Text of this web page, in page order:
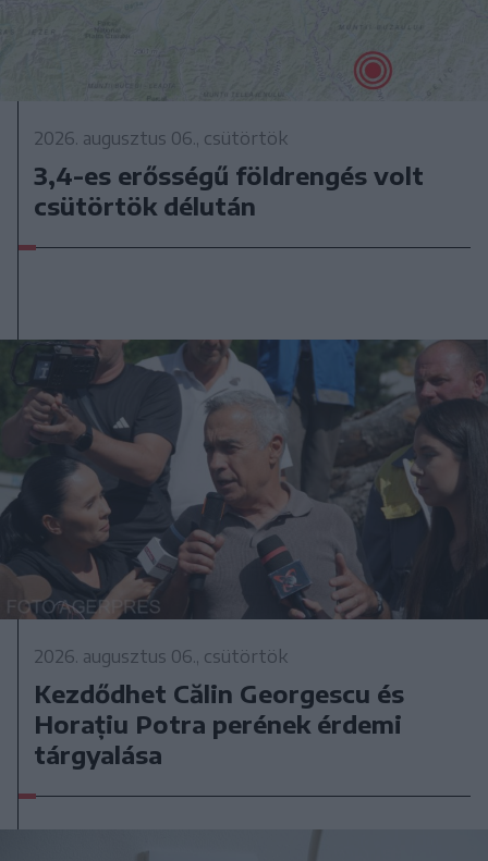
2026. augusztus 06., csütörtök
3,4-es erősségű földrengés volt
csütörtök délután
2026. augusztus 06., csütörtök
Kezdődhet Călin Georgescu és
Horațiu Potra perének érdemi
tárgyalása